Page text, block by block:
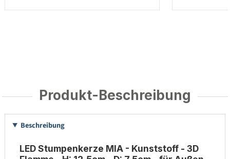
Produkt-Beschreibung
Beschreibung
LED Stumpenkerze MIA - Kunststoff - 3D